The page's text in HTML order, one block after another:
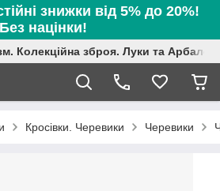
знижки від 5% до 20%!
Без націнки!
Колекційна зброя. Луки та
Кросівки. Черевики Черевики